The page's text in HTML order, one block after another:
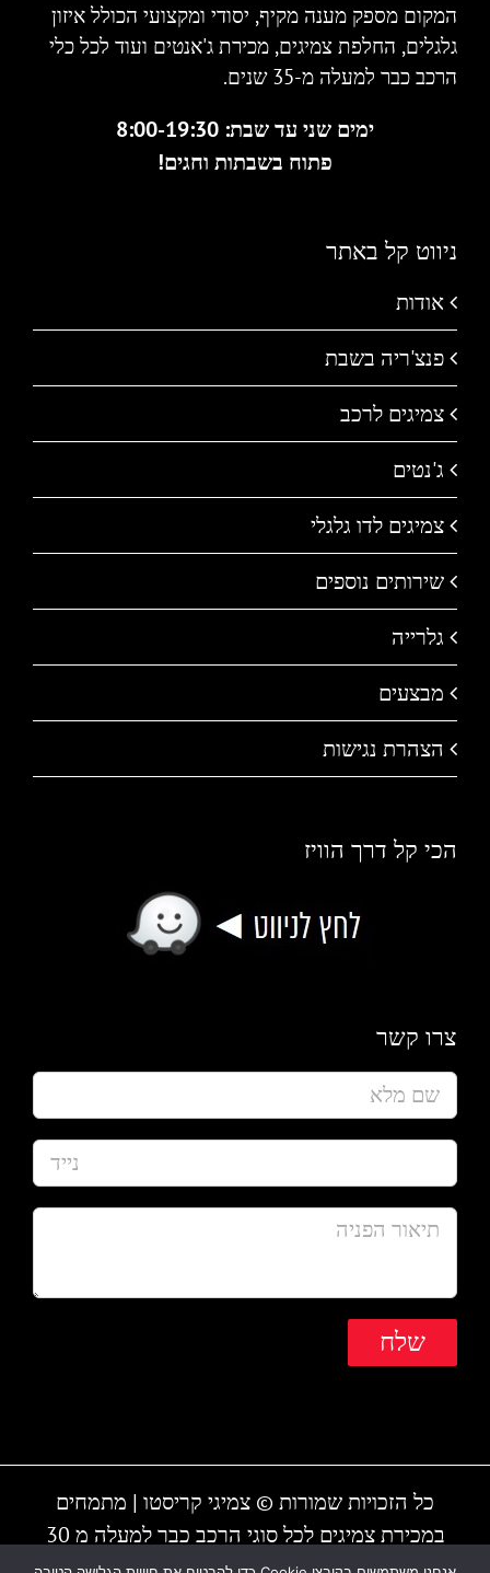
המקום מספק מענה מקיף, יסודי ומקצועי הכולל איזון
גלגלים, החלפת צמיגים, מכירת ג'אנטים ועוד לכל כלי
הרכב כבר למעלה מ-35 שנים.
ימים שני עד שבת: 8:00-19:30
פתוח בשבתות וחגים!
ניווט קל באתר
אודות
פנצ'ריה בשבת
צמיגים לרכב
ג'נטים
צמיגים לדו גלגלי
שירותים נוספים
גלרייה
מבצעים
הצהרת נגישות
הכי קל דרך הוויז
צרו קשר
כל הזכויות שמורות © צמיגי קריסטו | מתמחים
במכירת צמיגים לכל סוגי הרכב כבר למעלה מ 30
שנה | המקום עובד גם בשבת | חייגו - 1-700-700-